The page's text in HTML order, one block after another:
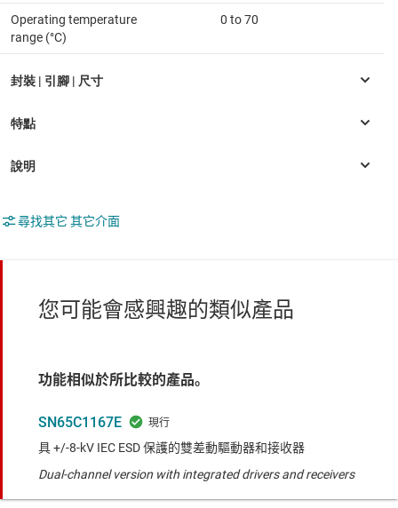
Operating temperature
range (°C)
0 to 70
尋找其它 其它介面
您可能會感興趣的類似產品
功能相似於所比較的產品。
SN65C1167E
具 +/-8-kV IEC ESD 保護的雙差動驅動器和接收器
Dual-channel version with integrated drivers and receivers